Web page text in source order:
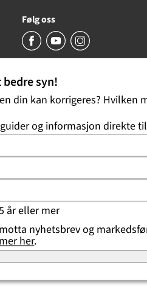
Følg oss
syn!
din kan korrigeres? Hvilken
og informasjon direkte
år eller mer
nyhetsbrev og
her.